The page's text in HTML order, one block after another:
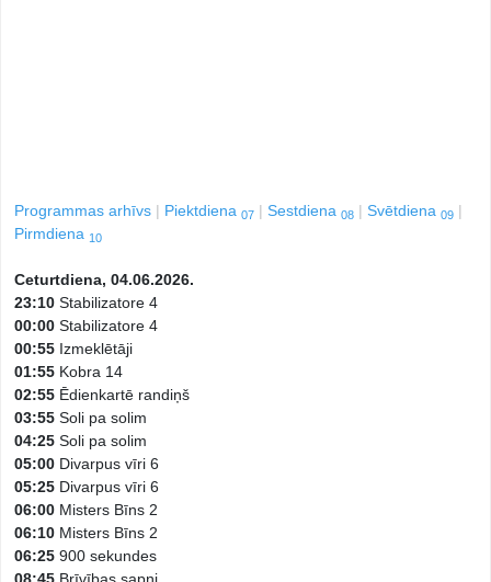
Programmas arhīvs Piektdiena 07 Sestdiena 08 Svētdiena 09
Pirmdiena 10
Ceturtdiena, 04.06.2026.
23:10 Stabilizatore 4
00:00 Stabilizatore 4
00:55 Izmeklētāji
01:55 Kobra 14
02:55 Ēdienkartē randiņš
03:55 Soli pa solim
04:25 Soli pa solim
05:00 Divarpus vīri 6
05:25 Divarpus vīri 6
06:00 Misters Bīns 2
06:10 Misters Bīns 2
06:25 900 sekundes